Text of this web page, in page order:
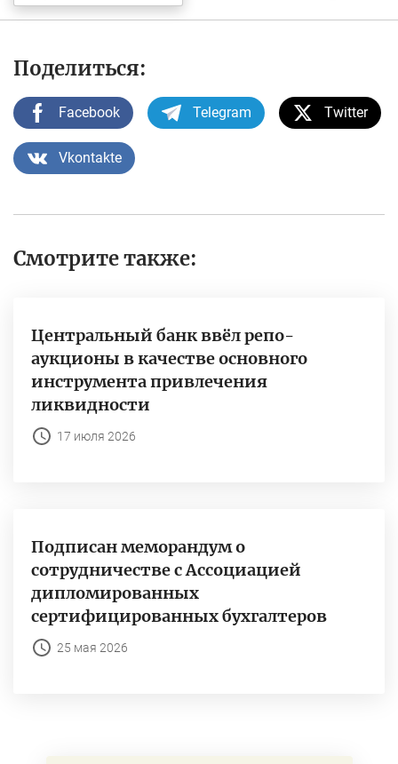
Поделиться:
Facebook Telegram Twitter
Vkontakte
Смотрите также:
Центральный банк ввёл репо-
аукционы в качестве основного
инструмента привлечения
ликвидности
17 июля 2026
Подписан меморандум о
сотрудничестве с Ассоциацией
дипломированных
сертифицированных бухгалтеров
25 мая 2026